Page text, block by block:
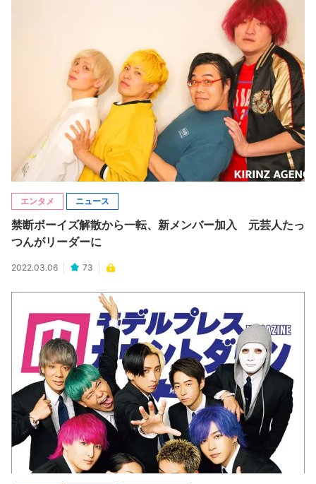
エンタメ ニュース
禁断ボーイズ解散から一転、新メンバー加入 元芸人たっ
つんがリーダーに
2022.03.06 73